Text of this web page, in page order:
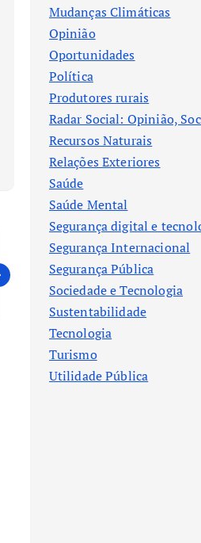
Mudanças Climáticas
Opinião
Oportunidades
Política
Produtores rurais
Radar Social: Opinião,
Recursos Naturais
Relações Exteriores
Saúde
Saúde Mental
Segurança digital e
Segurança Internacional
Segurança Pública
Sociedade e Tecnologia
Sustentabilidade
Tecnologia
Turismo
Utilidade Pública